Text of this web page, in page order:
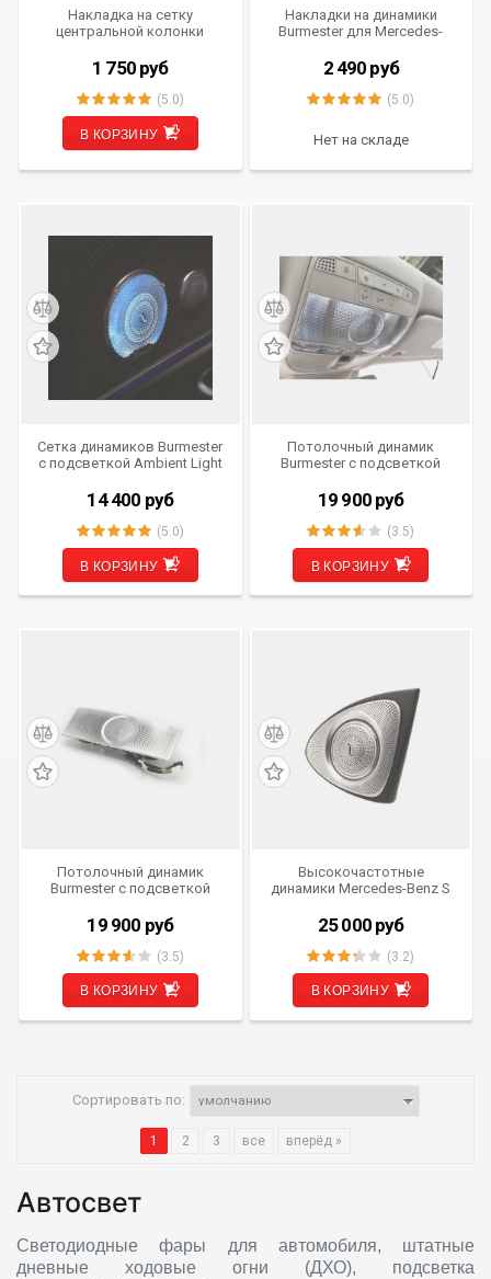
Накладка на сетку
центральной колонки
2015- 2015 г.в. IV-NK-GLK
1 750 руб
(5.0)
В КОРЗИНУ
Накладки на динамики
Burmester для Mercedes-
X253) IV-NK-MBAB
2 490 руб
(5.0)
Нет на складе
Сетка динамиков Burmester
с подсветкой Ambient Light
(W213) от 2016 г.в. LI-SG-
MBW213
14 400 руб
(5.0)
В КОРЗИНУ
Потолочный динамик
Burmester с подсветкой
Benz S Class (W222) с 2013
по 2021 г.в. LI-RF-MBW222
19 900 руб
(3.5)
В КОРЗИНУ
Потолочный динамик
Burmester с подсветкой
Benz E Class (W213) от 2016
г.в. LI-RF-MBW213
19 900 руб
(3.5)
В КОРЗИНУ
Высокочастотные
динамики Mercedes-Benz S
г.в. 3D-Tweeter Burmester
Style с подсветкой Ambient
IV-3D-MBS-13
25 000 руб
(3.2)
В КОРЗИНУ
Сортировать по:
1 2 3 все вперёд »
Автосвет
Светодиодные фары для автомобиля, штатные
дневные ходовые огни (ДХО), подсветка